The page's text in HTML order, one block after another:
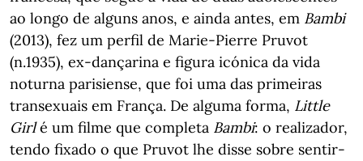
ao longo de alguns anos, e ainda antes, em Bambi
(2013), fez um perfil de Marie-Pierre Pruvot
(n.1935), ex-dançarina e figura icónica da vida
noturna parisiense, que foi uma das primeiras
transexuais em França. De alguma forma, Little
Girlé um filme que completa Bambi: o realizador,
tendo fixado o que Pruvot lhe disse sobre sentir-